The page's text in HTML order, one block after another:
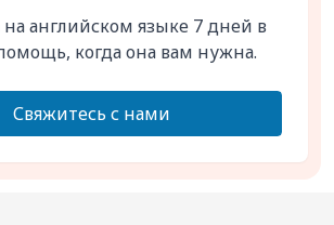
английском языке 7 дней в
когда она вам нужна.
Свяжитесь с нами